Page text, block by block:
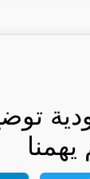
يهمنا